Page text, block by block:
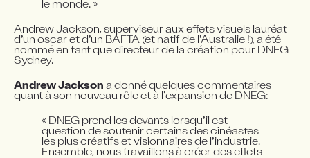
le monde. »
Andrew Jackson, superviseur aux effets visuels lauréat
d’un oscar et d’un BAFTA (et natif de l’Australie !), a été
nommé en tant que directeur de la création pour DNEG
Sydney.
Andrew Jackson a donné quelques commentaires
quant à son nouveau rôle et à l’expansion de DNEG:
« DNEG prend les devants lorsqu’il est
question de soutenir certains des cinéastes
les plus créatifs et visionnaires de l’industrie.
Ensemble, nous travaillons à créer des effets